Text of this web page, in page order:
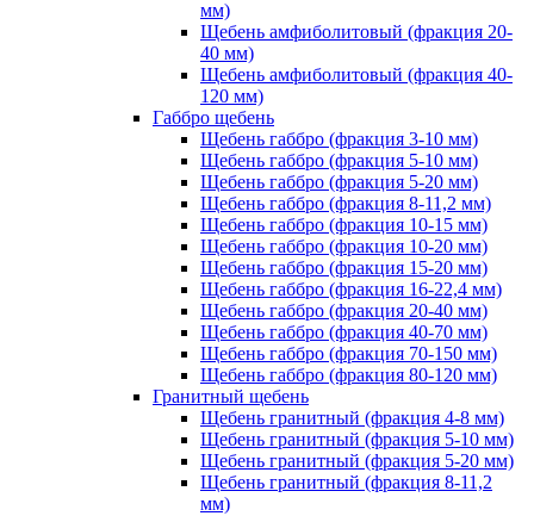
мм)
Щебень амфиболитовый (фракция 20-
40 мм)
Щебень амфиболитовый (фракция 40-
120 мм)
Габбро щебень
Щебень габбро (фракция 3-10 мм)
Щебень габбро (фракция 5-10 мм)
Щебень габбро (фракция 5-20 мм)
Щебень габбро (фракция 8-11,2 мм)
Щебень габбро (фракция 10-15 мм)
Щебень габбро (фракция 10-20 мм)
Щебень габбро (фракция 15-20 мм)
Щебень габбро (фракция 16-22,4 мм)
Щебень габбро (фракция 20-40 мм)
Щебень габбро (фракция 40-70 мм)
Щебень габбро (фракция 70-150 мм)
Щебень габбро (фракция 80-120 мм)
Гранитный щебень
Щебень гранитный (фракция 4-8 мм)
Щебень гранитный (фракция 5-10 мм)
Щебень гранитный (фракция 5-20 мм)
Щебень гранитный (фракция 8-11,2
мм)